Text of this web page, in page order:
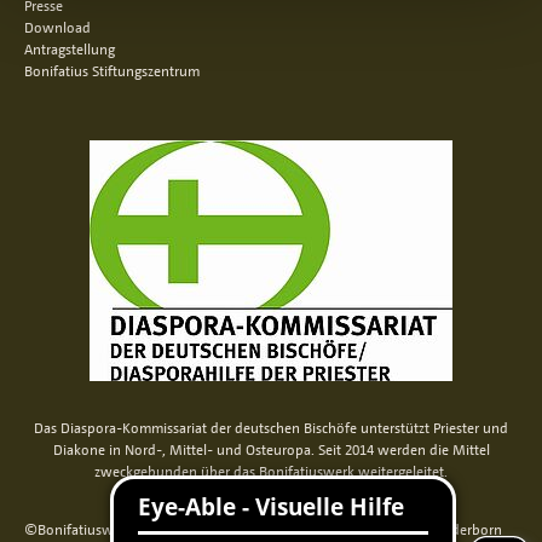
Presse
Download
Antragstellung
Bonifatius Stiftungszentrum
Das Diaspora-Kommissariat der deutschen Bischöfe unterstützt Priester und
Diakone in Nord-, Mittel- und Osteuropa. Seit 2014 werden die Mittel
zweckgebunden über das Bonifatiuswerk weitergeleitet.
©Bonifatiuswerk der deutschen Katholiken e. V., Kamp 22, 33098 Paderborn